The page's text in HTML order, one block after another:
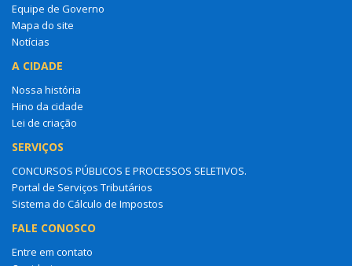
Equipe de Governo
Mapa do site
Notícias
A CIDADE
Nossa história
Hino da cidade
Lei de criação
SERVIÇOS
CONCURSOS PÚBLICOS E PROCESSOS SELETIVOS.
Portal de Serviços Tributários
Sistema do Cálculo de Impostos
FALE CONOSCO
Entre em contato